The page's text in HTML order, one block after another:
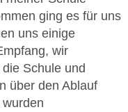
ging es für uns
uns einige
wir
Schule und
über den Ablauf